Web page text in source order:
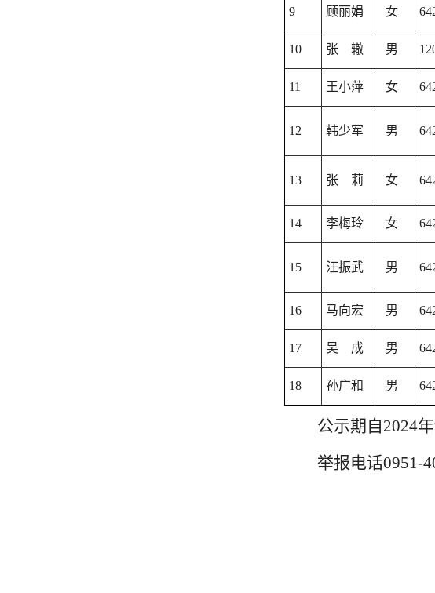
9 顾丽娟 女
10 张 辙 男
11 王小萍 女
12 韩少军 男
13 张 莉 女
14 李梅玲 女
15 汪振武 男
16 马向宏 男
17 吴 成 男
18 孙广和 男
公示期自2024
举报电话0951-
灵武